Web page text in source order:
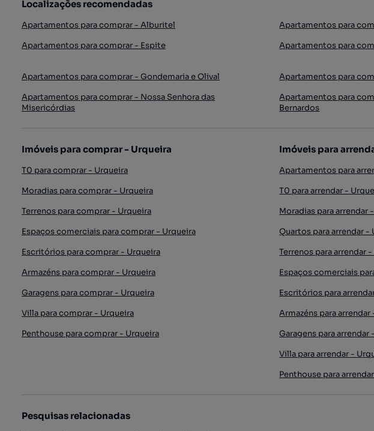
Localizações recomendadas
Apartamentos para comprar - Alburitel Apartamentos para
Apartamentos para comprar - Espite
Apartamentos para
Apartamentos para comprar - Gondemaria e Olival
Apartamentos para
Apartamentos para comprar - Nossa Senhora das
Misericórdias
Apartamentos para
Bernardos
Imóveis para comprar - Urqueira
T0 para comprar - Urqueira
Moradias para comprar - Urqueira
Terrenos para comprar - Urqueira
Espaços comerciais para comprar - Urqueira
Escritórios para comprar - Urqueira
Armazéns para comprar - Urqueira
Garagens para comprar - Urqueira
Villa para comprar - Urqueira
Penthouse para comprar - Urqueira
Imóveis para
Apartamentos para
T0 para arrendar -
Moradias para arrendar
Quartos para arrendar -
Terrenos para arrendar
Espaços comerciais
Escritórios para
Armazéns para
Garagens para arrendar
Villa para arrendar -
Penthouse para
Pesquisas relacionadas